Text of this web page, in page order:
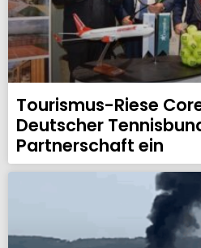
Tourismus-Riese
Deutscher
Partnerschaft ein